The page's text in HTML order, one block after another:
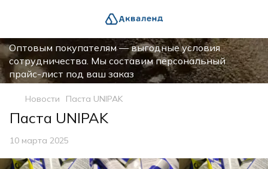
Оптовым покупателям — выгодные условия
сотрудничества. Мы составим персональный
прайс-лист под ваш заказ
Новости Паста UNIPAK
Паста UNIPAK
10 марта 2025